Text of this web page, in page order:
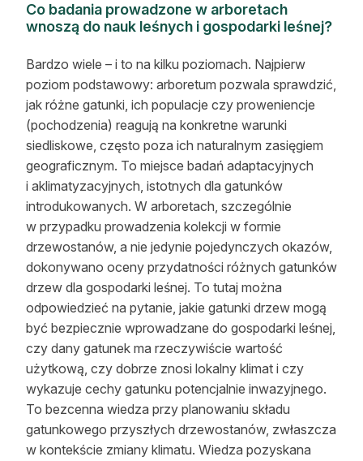
Co badania prowadzone w arboretach
wnoszą do nauk leśnych i gospodarki leśnej?
Bardzo wiele – i to na kilku poziomach. Najpierw
poziom podstawowy: arboretum pozwala sprawdzić,
jak różne gatunki, ich populacje czy proweniencje
(pochodzenia) reagują na konkretne warunki
siedliskowe, często poza ich naturalnym zasięgiem
geograficznym. To miejsce badań adaptacyjnych
i aklimatyzacyjnych, istotnych dla gatunków
introdukowanych. W arboretach, szczególnie
w przypadku prowadzenia kolekcji w formie
drzewostanów, a nie jedynie pojedynczych okazów,
dokonywano oceny przydatności różnych gatunków
drzew dla gospodarki leśnej. To tutaj można
odpowiedzieć na pytanie, jakie gatunki drzew mogą
być bezpiecznie wprowadzane do gospodarki leśnej,
czy dany gatunek ma rzeczywiście wartość
użytkową, czy dobrze znosi lokalny klimat i czy
wykazuje cechy gatunku potencjalnie inwazyjnego.
To bezcenna wiedza przy planowaniu składu
gatunkowego przyszłych drzewostanów, zwłaszcza
w kontekście zmiany klimatu. Wiedza pozyskana